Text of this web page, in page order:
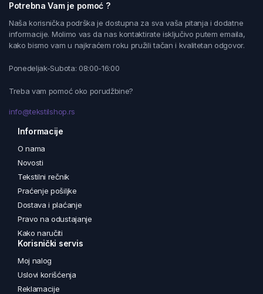
Potrebna Vam je pomoć ?
Naša korisnička podrška je dostupna za sva vaša pitanja i dodatne
informacije. Molimo vas da nas kontaktirate isključivo putem emaila,
kako bismo vam u najkraćem roku pružili tačan i kvalitetan odgovor.
Ponedeljak-Subota: 08:00-16:00
Treba vam pomoć oko porudžbine?
info@tekstilshop.rs
Informacije
O nama
Novosti
Tekstilni rečnik
Praćenje pošiljke
Dostava i plaćanje
Pravo na odustajanje
Kako naručiti
Korisnički servis
Moj nalog
Uslovi korišćenja
Reklamacije